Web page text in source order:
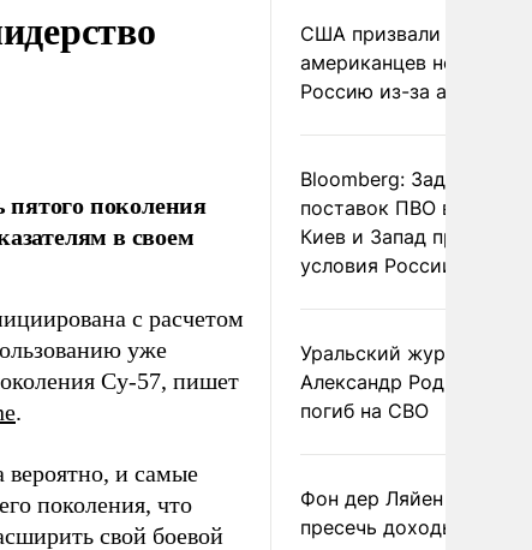
поколения
в своем
с расчетом
уже
Су-57, пишет
.
вероятно, и самые
поколения, что
свой боевой
США призвали
американцев не
Россию из-за атак ВСУ
Bloomberg: Задержка
поставок ПВО вынудит
Киев и Запад принять
условия России
Уральский журналист
Александр Родионов
погиб на СВО
Фон дер Ляйен
пресечь доходы России